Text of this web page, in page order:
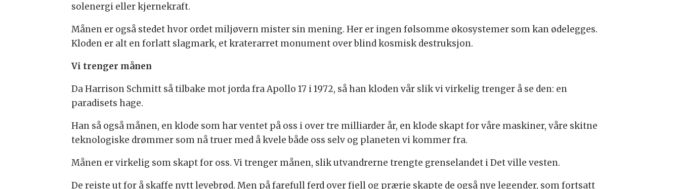
solenergi eller kjernekraft.
Månen er også stedet hvor ordet miljøvern mister sin mening. Her er ingen følsomme økosystemer som kan ødelegges.
Kloden er alt en forlatt slagmark, et kraterarret monument over blind kosmisk destruksjon.
Vi trenger månen
Da Harrison Schmitt så tilbake mot jorda fra Apollo 17 i 1972, så han kloden vår slik vi virkelig trenger å se den: en
paradisets hage.
Han så også månen, en klode som har ventet på oss i over tre milliarder år, en klode skapt for våre maskiner, våre skitne
teknologiske drømmer som nå truer med å kvele både oss selv og planeten vi kommer fra.
Månen er virkelig som skapt for oss. Vi trenger månen, slik utvandrerne trengte grenselandet i Det ville vesten.
De reiste ut for å skaffe nytt levebrød. Men på farefull ferd over fjell og prærie skapte de også nye legender, som fortsatt